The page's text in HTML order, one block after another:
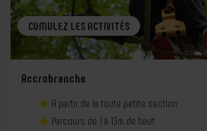
CUMULEZ LES ACTIVITÉS
Accrobranche
A partir de la toute petite section
Parcours de 1 à 13m de haut